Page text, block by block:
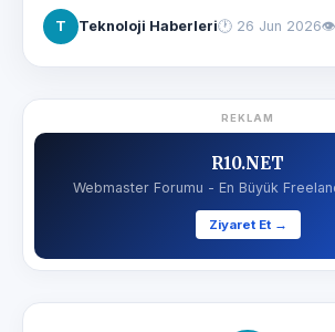
T Teknoloji Haberleri🕐 26 Jun 2026👁
REKLAM
R10.NET
Webmaster Forumu - En Büyük
Ziyaret Et →